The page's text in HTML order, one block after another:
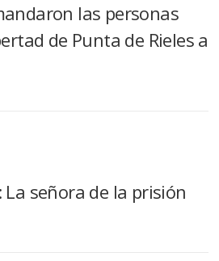
las personas
de Punta de Rieles a
señora de la prisión